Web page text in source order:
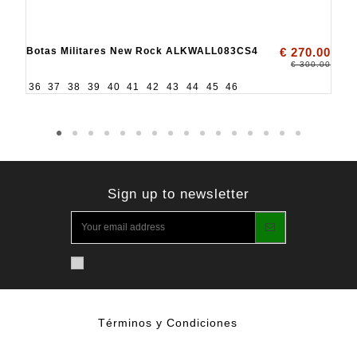
Botas Militares New Rock ALKWALL083CS4 € 270.00
€ 300.00
36 37 38 39 40 41 42 43 44 45 46
Sign up to newsletter
Términos y Condiciones